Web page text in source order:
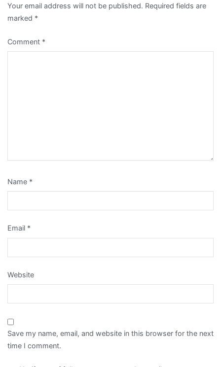
Your email address will not be published. Required fields are
marked *
Comment *
Name *
Email *
Website
Save my name, email, and website in this browser for the next
time I comment.